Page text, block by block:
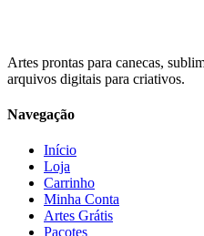
Artes prontas para canecas,
arquivos digitais para criativos.
Navegação
Início
Loja
Carrinho
Minha Conta
Artes Grátis
Pacotes